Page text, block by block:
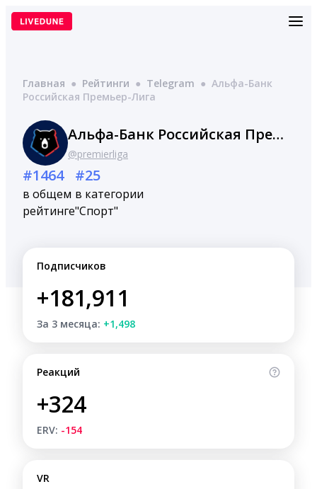
Перейти
Главная ● Рейтинги ● Telegram ● Альфа-Банк
Российская Премьер-Лига
Альфа-Банк Российская Премьер-Лига
@premierliga
#1464
в общем
рейтинге
#25
в категории
"Спорт"
Подписчиков
+181,911
За 3 месяца: +1,498
Реакций
+324
ERV: -154
VR